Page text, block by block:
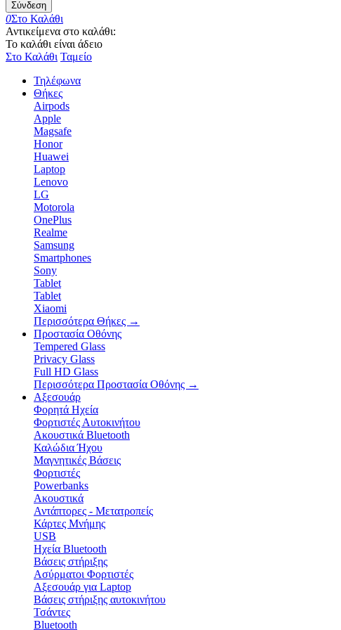
Σύνδεση
0Στο Καλάθι
Αντικείμενα στο καλάθι:
Το καλάθι είναι άδειο
Στο Καλάθι Ταμείο
Τηλέφωνα
Θήκες
Airpods
Apple
Magsafe
Honor
Huawei
Laptop
Lenovo
LG
Motorola
OnePlus
Realme
Samsung
Smartphones
Sony
Tablet
Tablet
Xiaomi
Περισσότερα Θήκες →
Προστασία Οθόνης
Tempered Glass
Privacy Glass
Full HD Glass
Περισσότερα Προστασία Οθόνης →
Αξεσουάρ
Φορητά Ηχεία
Φορτιστές Αυτοκινήτου
Ακουστικά Bluetooth
Καλώδια Ήχου
Μαγνητικές Βάσεις
Φορτιστές
Powerbanks
Ακουστικά
Αντάπτορες - Μετατροπείς
Κάρτες Μνήμης
USB
Ηχεία Bluetooth
Βάσεις στήριξης
Ασύρματοι Φορτιστές
Αξεσουάρ για Laptop
Βάσεις στήριξης αυτοκινήτου
Τσάντες
Bluetooth